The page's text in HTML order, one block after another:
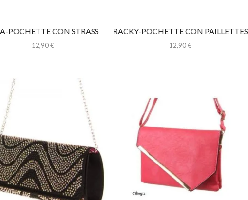
POCHETTE CON STRASS
12,90€
RACKY-POCHETTE CON PAILLETTES
12,90€